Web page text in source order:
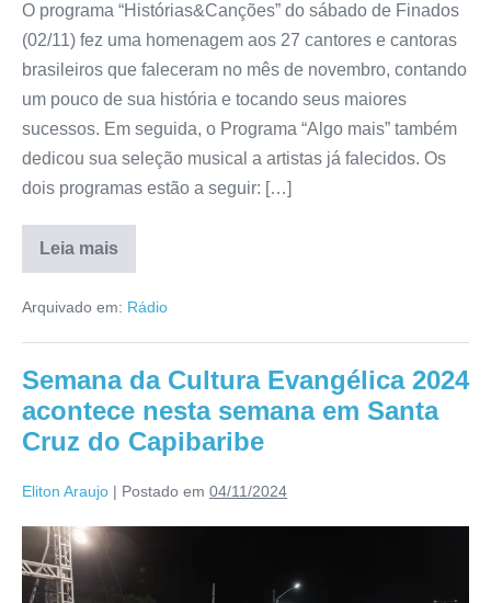
O programa “Histórias&Canções” do sábado de Finados
(02/11) fez uma homenagem aos 27 cantores e cantoras
brasileiros que faleceram no mês de novembro, contando
um pouco de sua história e tocando seus maiores
sucessos. Em seguida, o Programa “Algo mais” também
dedicou sua seleção musical a artistas já falecidos. Os
dois programas estão a seguir: […]
Leia mais
Arquivado em: Rádio
Semana da Cultura Evangélica 2024
acontece nesta semana em Santa
Cruz do Capibaribe
Eliton Araujo | Postado em 04/11/2024